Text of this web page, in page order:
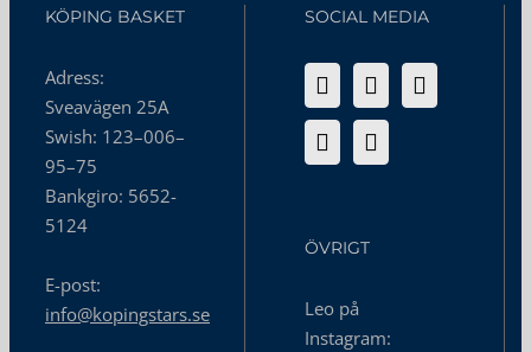
KÖPING BASKET
Adress:
Sveavägen 25A
Swish: 123–006–
95–75
Bankgiro: 5652-
5124
E-post:
info@kopingstars.se
SOCIAL MEDIA
ÖVRIGT
Leo på
Instagram: